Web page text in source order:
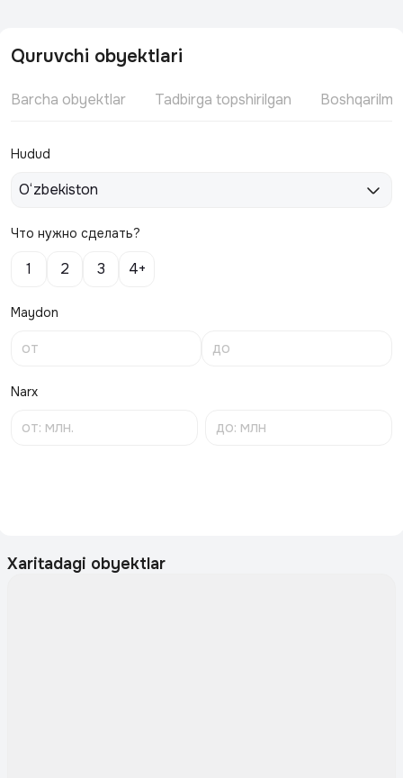
Quruvchi obyektlari
Barcha obyektlar Tadbirga topshirilgan
Hudud
O‘zbekiston
Что нужно сделать?
1 2 3 4+
Maydon
Narx
Xaritadagi obyektlar